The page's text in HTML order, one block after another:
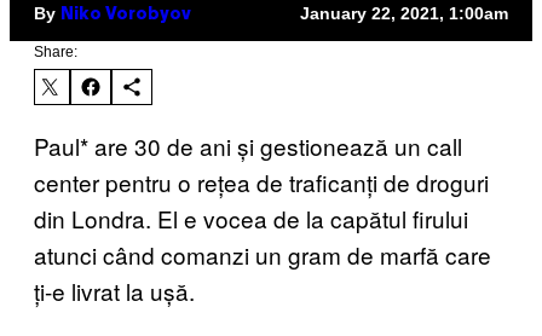
By Niko Vorobyov January 22, 2021, 1:00am
Share:
Paul* are 30 de ani și gestionează un call
center pentru o rețea de traficanți de droguri
din Londra. El e vocea de la capătul firului
atunci când comanzi un gram de marfă care
ți-e livrat la ușă.